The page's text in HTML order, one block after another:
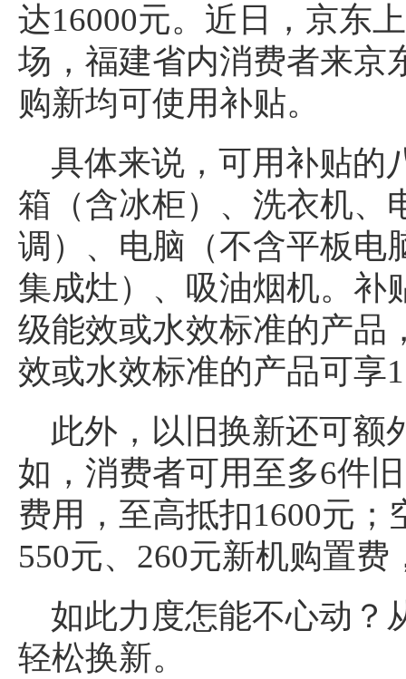
达16000元。近日，京东
场，福建省内消费者来京
购新均可使用补贴。
具体来说，可用补贴的
箱（含冰柜）、洗衣机、
调）、电脑（不含平板电
集成灶）、吸油烟机。补
级能效或水效标准的产品
效或水效标准的产品可享
此外，以旧换新还可额
如，消费者可用至多6件
费用，至高抵扣1600元
550元、260元新机购置费
如此力度怎能不心动？
轻松换新。